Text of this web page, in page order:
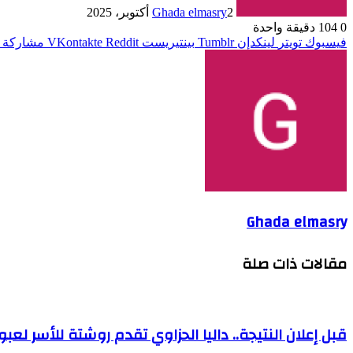
Ghada elmasry2 أكتوبر، 2025
0
دقيقة واحدة
فيسبوك تويتر لينكدإن بينتيريست مشاركة
Ghada elmasry
مقالات ذات صلة
قبل إعلان النتيجة.. داليا الحزاوي تقدم روشتة للأسر